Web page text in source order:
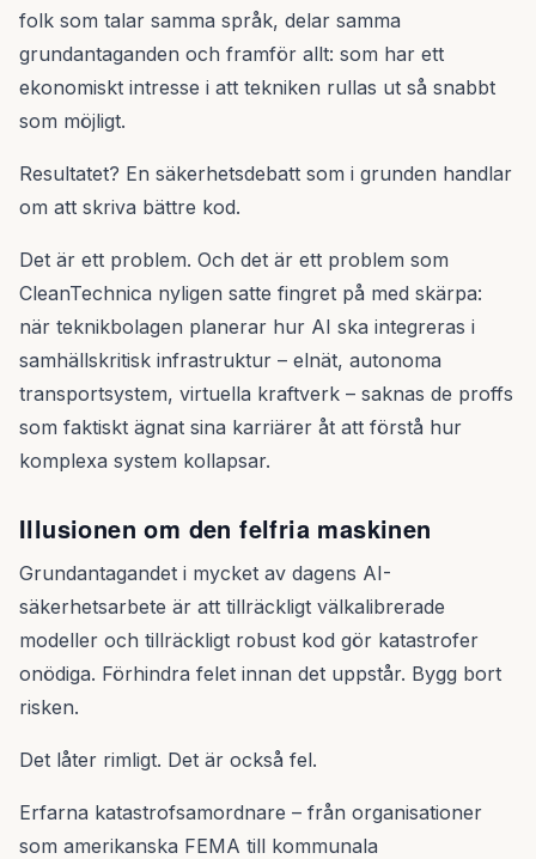
folk som talar samma språk, delar samma
grundantaganden och framför allt: som har ett
ekonomiskt intresse i att tekniken rullas ut så snabbt
som möjligt.
Resultatet? En säkerhetsdebatt som i grunden handlar
om att skriva bättre kod.
Det är ett problem. Och det är ett problem som
CleanTechnica nyligen satte fingret på med skärpa:
när teknikbolagen planerar hur AI ska integreras i
samhällskritisk infrastruktur – elnät, autonoma
transportsystem, virtuella kraftverk – saknas de proffs
som faktiskt ägnat sina karriärer åt att förstå hur
komplexa system kollapsar.
Illusionen om den felfria maskinen
Grundantagandet i mycket av dagens AI-
säkerhetsarbete är att tillräckligt välkalibrerade
modeller och tillräckligt robust kod gör katastrofer
onödiga. Förhindra felet innan det uppstår. Bygg bort
risken.
Det låter rimligt. Det är också fel.
Erfarna katastrofsamordnare – från organisationer
som amerikanska FEMA till kommunala